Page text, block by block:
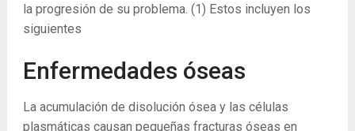
la progresión de su problema. (1) Estos incluyen los
siguientes
Enfermedades óseas
La acumulación de disolución ósea y las células
plasmáticas causan pequeñas fracturas óseas en